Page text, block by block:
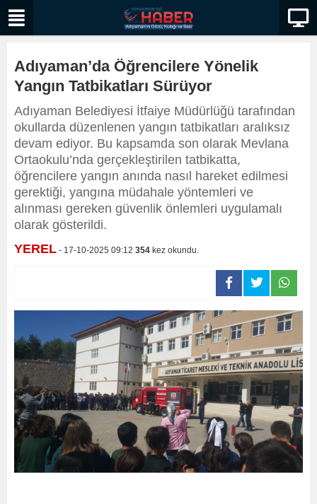
Adıyaman’da Öğrencilere Yönelik
Yangın Tatbikatları Sürüyor
Adıyaman Belediyesi İtfaiye Müdürlüğü tarafından
okullarda düzenlenen yangın tatbikatları aralıksız
devam ediyor. Bu kapsamda son olarak Mevlana
Ortaokulu’nda gerçekleştirilen tatbikatta,
öğrencilere yangın anında nasıl hareket edilmesi
gerektiği, yangına müdahale yöntemleri ve
alınması gereken güvenlik önlemleri uygulamalı
olarak gösterildi.
YEREL - 17-10-2025 09:12 354 kez okundu.